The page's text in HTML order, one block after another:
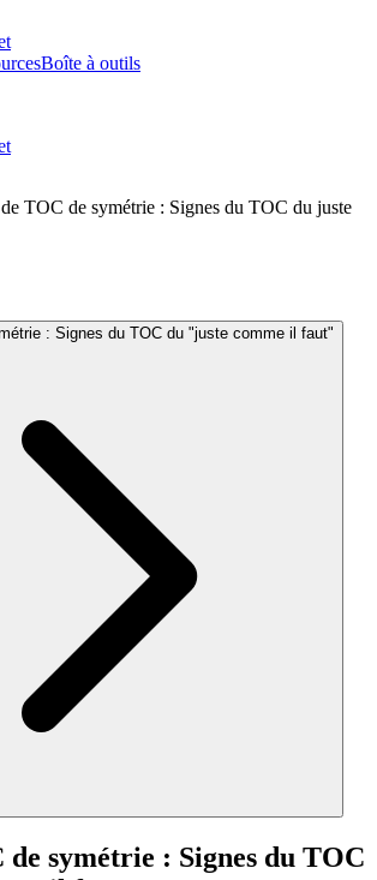
Boîte à outils
TOC de symétrie : Signes du TOC du juste
: Signes du TOC du "juste comme il faut"
de symétrie : Signes du TOC